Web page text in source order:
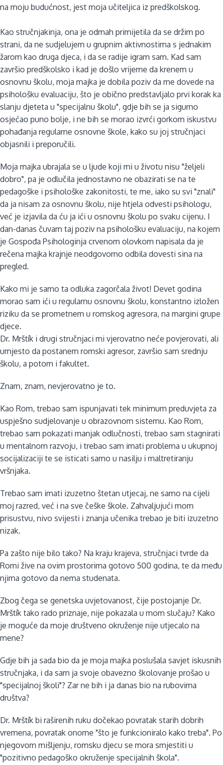
na moju budućnost, jest moja učiteljica iz predškolskog.
Kao stručnjakinja, ona je odmah primijetila da se držim po
strani, da ne sudjelujem u grupnim aktivnostima s jednakim
žarom kao druga djeca, i da se radije igram sam. Kad sam
završio predškolsko i kad je došlo vrijeme da krenem u
osnovnu školu, moja majka je dobila poziv da me dovede na
psihološku evaluaciju, što je obično predstavljalo prvi korak ka
slanju djeteta u "specijalnu školu", gdje bih se ja sigurno
osjećao puno bolje, i ne bih se morao izvrći gorkom iskustvu
pohađanja regularne osnovne škole, kako su joj stručnjaci
objasnili i preporučili.
Moja majka ubrajala se u ljude koji mi u životu nisu "željeli
dobro", pa je odlučila jednostavno ne obazirati se na te
pedagoške i psihološke zakonitosti, te me, iako su svi "znali"
da ja nisam za osnovnu školu, nije htjela odvesti psihologu,
već je izjavila da ću ja ići u osnovnu školu po svaku cijenu. I
dan-danas čuvam taj poziv na psihološku evaluaciju, na kojem
je Gospođa Psihologinja crvenom olovkom napisala da je
rečena majka krajnje neodgovorno odbila dovesti sina na
pregled.
Kako mi je samo ta odluka zagorčala život! Devet godina
morao sam ići u regularnu osnovnu školu, konstantno izložen
riziku da se prometnem u romskog agresora, na margini grupe
djece.
Dr. Mrštík i drugi stručnjaci mi vjerovatno neće povjerovati, ali
umjesto da postanem romski agresor, završio sam srednju
školu, a potom i fakultet.
Znam, znam, nevjerovatno je to.
Kao Rom, trebao sam ispunjavati tek minimum preduvjeta za
uspješno sudjelovanje u obrazovnom sistemu. Kao Rom,
trebao sam pokazati manjak odlučnosti, trebao sam stagnirati
u mentalnom razvoju, i trebao sam imati problema u ukupnoj
socijalizaciji te se isticati samo u nasilju i maltretiranju
vršnjaka.
Trebao sam imati izuzetno štetan utjecaj, ne samo na cijeli
moj razred, već i na sve češke škole. Zahvaljujući mom
prisustvu, nivo svijesti i znanja učenika trebao je biti izuzetno
nizak.
Pa zašto nije bilo tako? Na kraju krajeva, stručnjaci tvrde da
Romi žive na ovim prostorima gotovo 500 godina, te da među
njima gotovo da nema studenata.
Zbog čega se genetska uvjetovanost, čije postojanje Dr.
Mrštík tako rado priznaje, nije pokazala u mom slučaju? Kako
je moguće da moje društveno okruženje nije utjecalo na
mene?
Gdje bih ja sada bio da je moja majka poslušala savjet iskusnih
stručnjaka, i da sam ja svoje obavezno školovanje prošao u
"specijalnoj školi"? Zar ne bih i ja danas bio na rubovima
društva?
Dr. Mrštík bi raširenih ruku dočekao povratak starih dobrih
vremena, povratak onome "što je funkcioniralo kako treba". Po
njegovom mišljenju, romsku djecu se mora smjestiti u
"pozitivno pedagoško okruženje specijalnih škola".